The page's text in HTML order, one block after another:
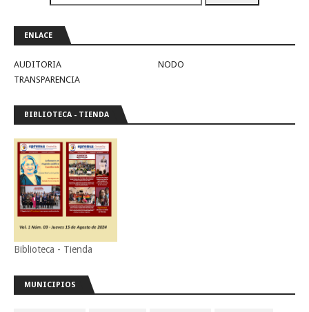
ENLACE
AUDITORIA
NODO
TRANSPARENCIA
BIBLIOTECA - TIENDA
Biblioteca - Tienda
MUNICIPIOS